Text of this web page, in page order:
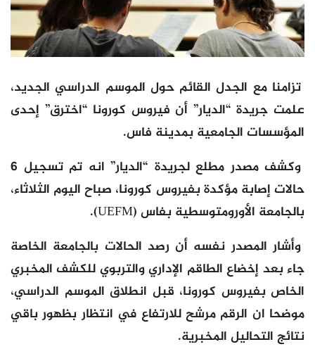
تزامنا مع الجدل القائم حول الموسم الدراسي الجديد،
علمت جريدة “الديار” أن فيروس كورونا “اخترق” إحدى
المؤسسات الجامعية بمدينة فاس.
وكشف مصدر مطلع لجريدة “الديار” انه تم تسجيل 6
حالات إصابة مؤكدة بفيروس كورونا، صباح اليوم الثلاثاء،
بالجامعة الأورومتوسطية بفاس (UEFM).
وأشار المصدر نفسه أن رصد الحالات بالجامعة الخاصة
جاء بعد إخضاع الطاقم الإداري والتربوي للكشف المخبري
الخاص بفيروس كورونا، قبل انطلاق الموسم الدراسي،
موضحا ان الرقم مرشح للارتفاع في انتظار بظهور باقي
نتائج التحاليل المخبرية.